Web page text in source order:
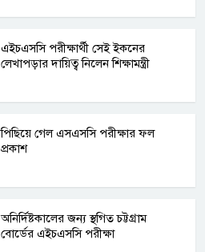
এইচএসসি পরীক্ষার্থী সেই ইকনের
লেখাপড়ার দায়িত্ব নিলেন শিক্ষামন্ত্রী
পিছিয়ে গেল এসএসসি পরীক্ষার ফল
প্রকাশ
অনির্দিষ্টকালের জন্য স্থগিত চট্টগ্রাম
বোর্ডের এইচএসসি পরীক্ষা